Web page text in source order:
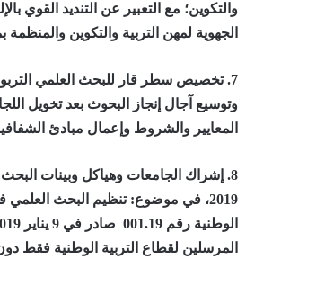
والتكوين؛ مع التعبير عن التنديد القوي
الجهوية لمهن التربية والتكوين والمنظمة بموجب المذكرة رقم
7. تخصيص سطر قار للبحث العلمي التربوي
وتوسيع آجال إنجاز البحوث بعد تخويل
المعايير والشروط وإعمال مبادئ
8.
2019، في موضوع: تنظيم البحث العلمي
المرسلين لقطاع التربية الوطنية فقط